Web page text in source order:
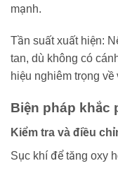
mạnh.
Tần suất xuất hiện:
tan, dù không có
hiệu nghiêm trọng
Biện pháp khắc
Kiểm tra và điều
Sục khí để tăng oxy